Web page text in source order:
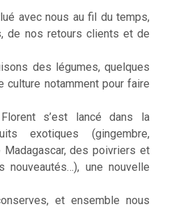
avec nous au fil du temps,
de nos retours clients et de
des légumes, quelques
culture notamment pour faire
s’est lancé dans la
exotiques (gingembre,
Madagascar, des poivriers et
nouveautés…), une nouvelle
et ensemble nous